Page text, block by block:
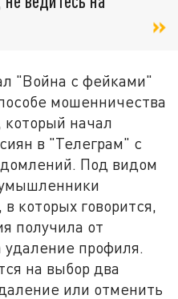
"Война с фейками"
мошенничества
который начал
в "Телеграм" с
Под видом
которых говорится,
получила от
удаление профиля.
на выбор два
или отменить